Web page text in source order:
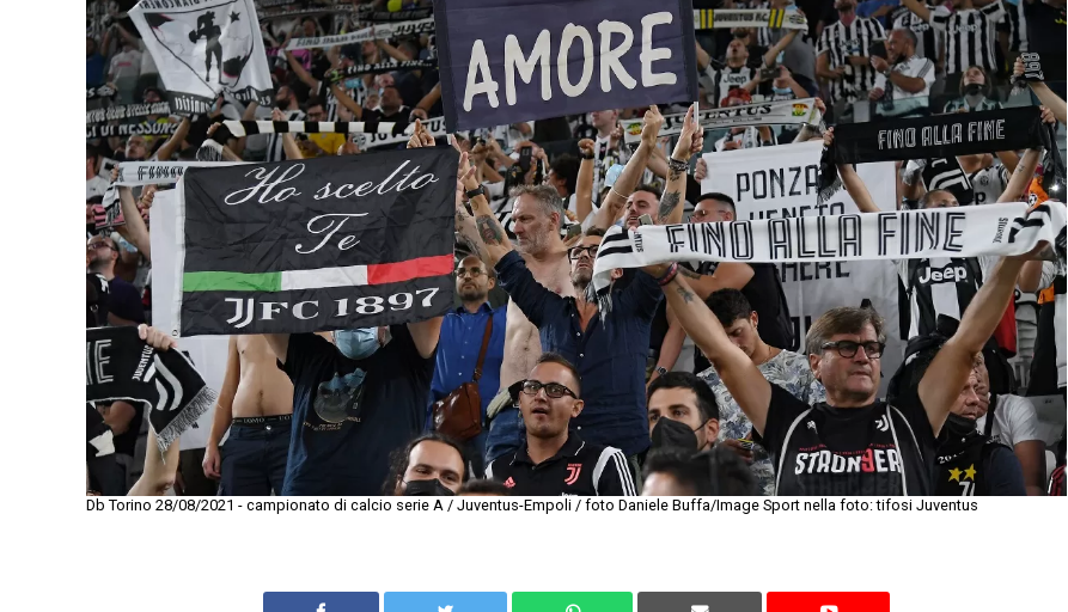
Db Torino 28/08/2021 - campionato di calcio serie A / Juventus-Empoli / foto Daniele Buffa/Image Sport nella foto: tifosi Juventus